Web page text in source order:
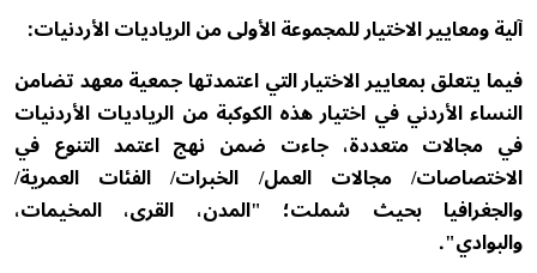
آلية ومعايير الاختيار للمجموعة الأولى من الرياديات الأردنيات:
فيما يتعلق بمعايير الاختيار التي اعتمدتها جمعية معهد تضامن
النساء الأردني في اختيار هذه الكوكبة من الرياديات الأردنيات
في مجالات متعددة، جاءت ضمن نهج اعتمد التنوع في
الاختصاصات/ مجالات العمل/ الخبرات/ الفئات العمرية/
والجغرافيا بحيث شملت؛ "المدن، القرى، المخيمات،
والبوادي".